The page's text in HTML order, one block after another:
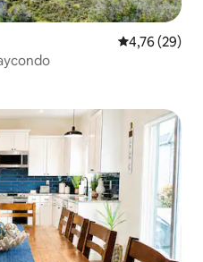
5 üzerinden
4,76 (29)